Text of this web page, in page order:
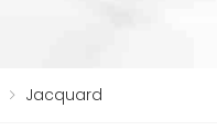
Jacquard